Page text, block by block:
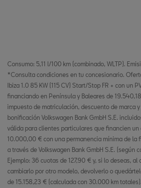
Consumo: 5,11 l/100 km (combinado, WLTP).
*Consulta condiciones en tu concesionario.
Ibiza 1.0 85 KW (115 CV) Start/Stop FR + con un
financiando en Península y Baleares de
impuesto de matriculación, descuento de marca
bonificación Volkswagen Bank GmbH S.E.
válida para clientes particulares que financien un
10.000,00 € con una permanencia mínima de la
a través de Volkswagen Bank GmbH S.E. (según
Ejemplo: 36 cuotas de 127,90 € y, si lo deseas, al
cambiarlo por otro modelo, devolverlo o
de 15.158,23 € (calculada con 30.000 km